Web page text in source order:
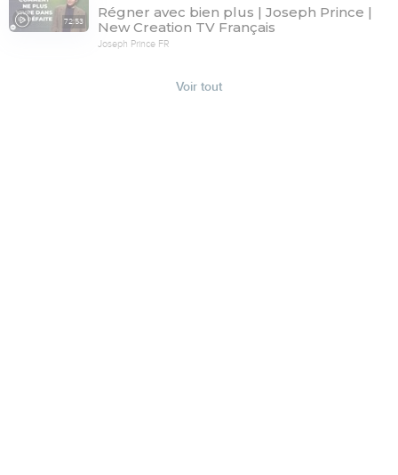
72:53
Régner avec bien plus | Joseph Prince |
New Creation TV Français
Joseph Prince FR
Voir tout